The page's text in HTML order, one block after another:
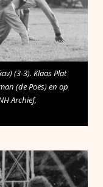
(3-3). Klaas Plat
(de Poes) en op
Archief,